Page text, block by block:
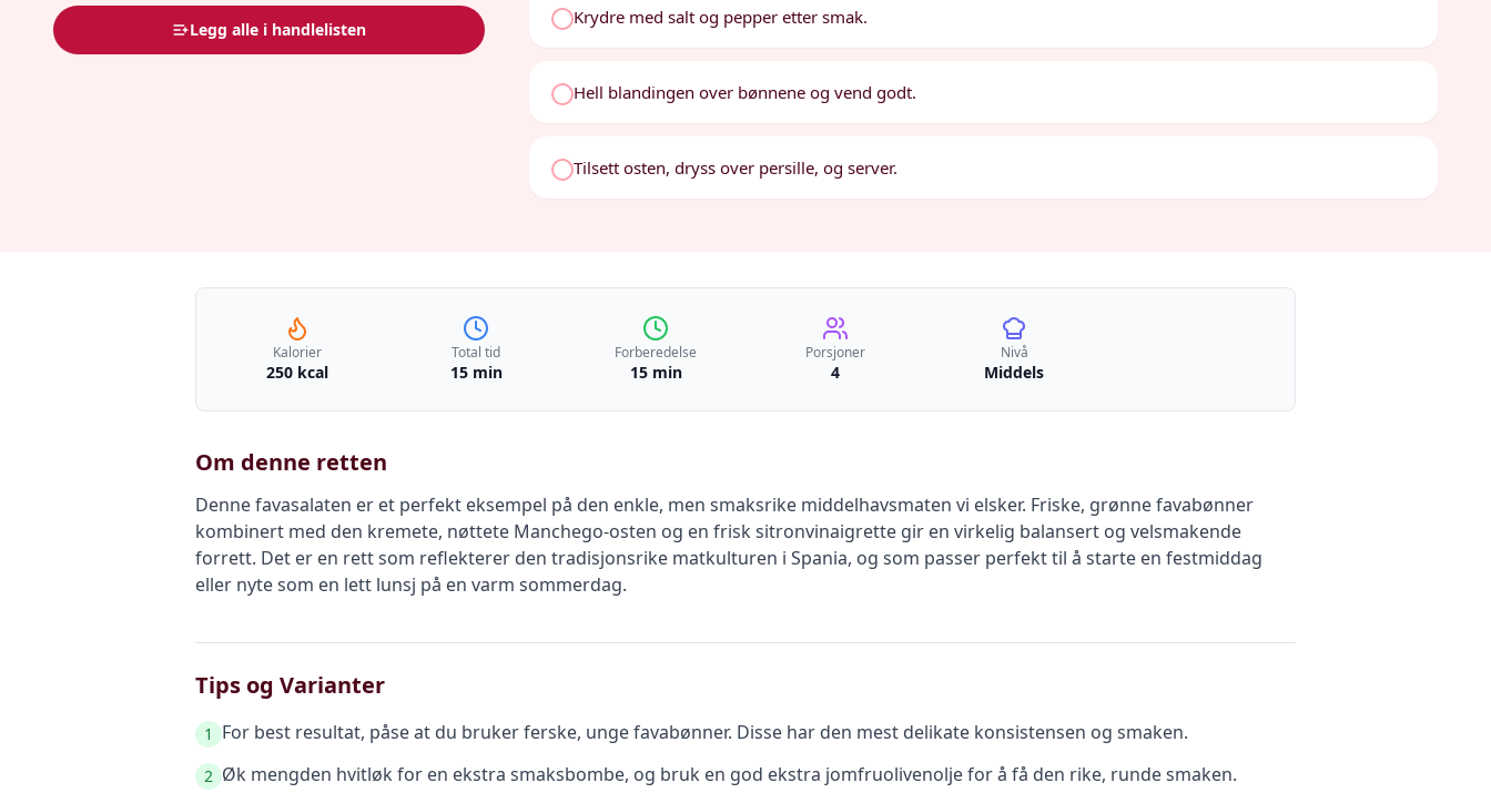
Legg alle i handlelisten
Krydre med salt og pepper etter smak.
Hell blandingen over bønnene og vend godt.
Tilsett osten, dryss over persille, og server.
Kalorier
250 kcal
Total tid
15 min
Forberedelse
15 min
Porsjoner
4
Nivå
Middels
Om denne retten
Denne favasalaten er et perfekt eksempel på den enkle, men smaksrike middelhavsmaten vi elsker. Friske, grønne favabønner
kombinert med den kremete, nøttete Manchego-osten og en frisk sitronvinaigrette gir en virkelig balansert og velsmakende
forrett. Det er en rett som reflekterer den tradisjonsrike matkulturen i Spania, og som passer perfekt til å starte en festmiddag
eller nyte som en lett lunsj på en varm sommerdag.
Tips og Varianter
1 For best resultat, påse at du bruker ferske, unge favabønner. Disse har den mest delikate konsistensen og smaken.
2 Øk mengden hvitløk for en ekstra smaksbombe, og bruk en god ekstra jomfruolivenolje for å få den rike, runde smaken.